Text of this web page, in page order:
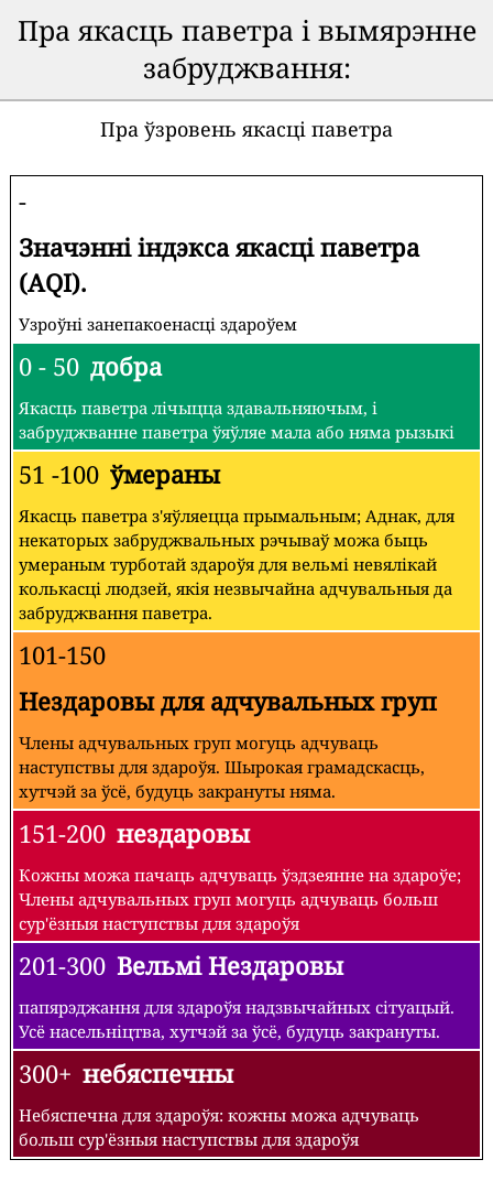
Пра якасць паветра і вымярэнне
забруджвання:
Пра ўзровень якасці паветра
-
Значэнні індэкса якасці паветра
(AQI).
Узроўні занепакоенасці здароўем
0 - 50 добра
Якасць паветра лічыцца здавальняючым, і
забруджванне паветра ўяўляе мала або няма рызыкі
51 -100 ўмераны
Якасць паветра з'яўляецца прымальным; Аднак, для
некаторых забруджвальных рэчываў можа быць
умераным турботай здароўя для вельмі невялікай
колькасці людзей, якія незвычайна адчувальныя да
забруджвання паветра.
101-150
Нездаровы для адчувальных груп
Члены адчувальных груп могуць адчуваць
наступствы для здароўя. Шырокая грамадскасць,
хутчэй за ўсё, будуць закрануты няма.
151-200 нездаровы
Кожны можа пачаць адчуваць ўздзеянне на здароўе;
Члены адчувальных груп могуць адчуваць больш
сур'ёзныя наступствы для здароўя
201-300 Вельмі Нездаровы
папярэджання для здароўя надзвычайных сітуацый.
Усё насельніцтва, хутчэй за ўсё, будуць закрануты.
300+ небяспечны
Небяспечна для здароўя: кожны можа адчуваць
больш сур'ёзныя наступствы для здароўя